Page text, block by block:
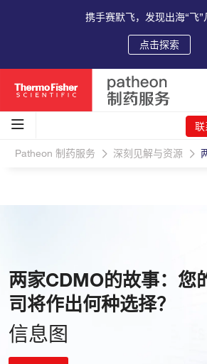
携手赛默飞，发现出海“飞”
点击探索
联
Patheon 制药服务 深刻见解与资源
两家CDMO的故事：您
司将作出何种选择？
信息图